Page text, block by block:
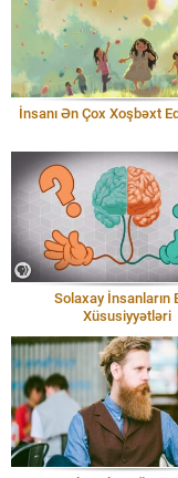
İnsanı Ən Çox Xoşbəxt
Solaxay İnsanların
Xüsusiyyətləri